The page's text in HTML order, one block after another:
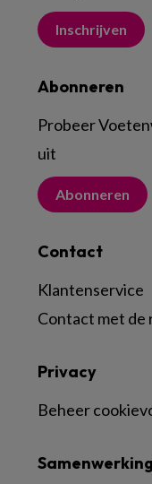
Inschrijven
Abonneren
Probeer
uit
Abonneren
Contact
Klantenservice
Contact met de
Samenwerking
Privacy
Beheer